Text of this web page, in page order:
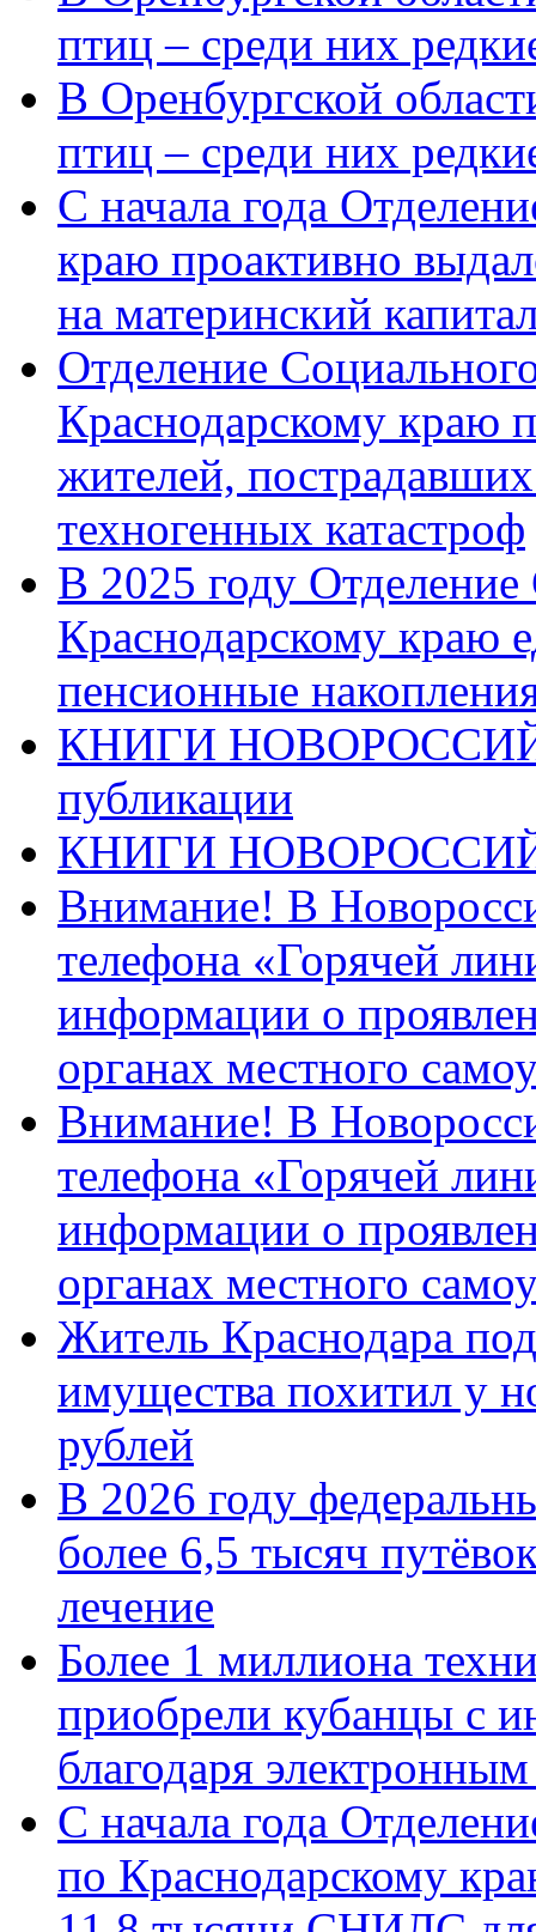
птиц – среди них
В Оренбургской
птиц – среди них
С начала года
краю проактивно
на материнский
Отделение
Краснодарскому краю
жителей,
техногенных катастроф
В 2025 году
Краснодарскому краю
пенсионные
КНИГИ
публикации
КНИГИ
Внимание! В
телефона «Горячей
информации о
органах местного
Внимание! В
телефона «Горячей
информации о
органах местного
Житель Краснодара
имущества похитил у
рублей
В 2026 году
более 6,5 тысяч
лечение
Более 1 миллиона
приобрели кубанцы с
благодаря
С начала года
по Краснодарскому